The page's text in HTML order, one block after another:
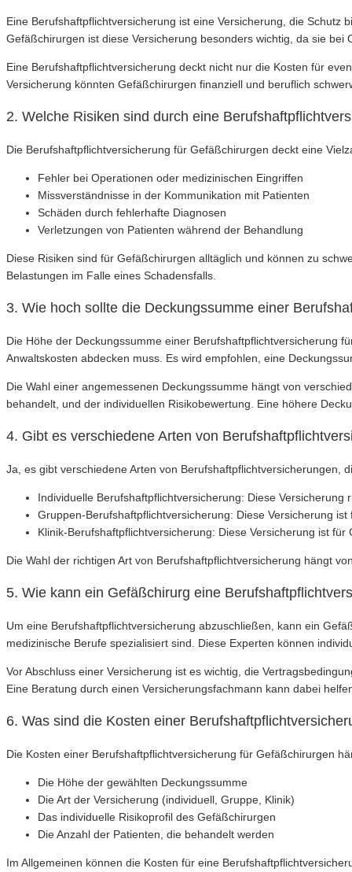
Eine Berufshaftpflichtversicherung ist eine Versicherung, die
Gefäßchirurgen ist diese Versicherung besonders wichtig, da sie
Eine Berufshaftpflichtversicherung deckt nicht nur die Kosten für
Versicherung könnten Gefäßchirurgen finanziell und beruflich
2. Welche Risiken sind durch eine
Die Berufshaftpflichtversicherung für Gefäßchirurgen deckt eine
Fehler bei Operationen oder medizinischen Eingriffen
Missverständnisse in der Kommunikation mit Patienten
Schäden durch fehlerhafte Diagnosen
Verletzungen von Patienten während der Behandlung
Diese Risiken sind für Gefäßchirurgen alltäglich und können zu
Belastungen im Falle eines Schadensfalls.
3. Wie hoch sollte die Deckungssumme einer
Die Höhe der Deckungssumme einer Berufshaftpflichtversicherung
Anwaltskosten abdecken muss. Es wird empfohlen, eine
Die Wahl einer angemessenen Deckungssumme hängt von
behandelt, und der individuellen Risikobewertung. Eine höhere
4. Gibt es verschiedene Arten von
Ja, es gibt verschiedene Arten von Berufshaftpflichtversicherungen,
Individuelle Berufshaftpflichtversicherung: Diese
Gruppen-Berufshaftpflichtversicherung: Diese Versicherung
Klinik-Berufshaftpflichtversicherung: Diese Versicherung ist
Die Wahl der richtigen Art von Berufshaftpflichtversicherung hängt
5. Wie kann ein Gefäßchirurg eine
Um eine Berufshaftpflichtversicherung abzuschließen, kann ein
medizinische Berufe spezialisiert sind. Diese Experten können
Vor Abschluss einer Versicherung ist es wichtig, die
Eine Beratung durch einen Versicherungsfachmann kann dabei
6. Was sind die Kosten einer
Die Kosten einer Berufshaftpflichtversicherung für Gefäßchirurgen
Die Höhe der gewählten Deckungssumme
Die Art der Versicherung (individuell, Gruppe, Klinik)
Das individuelle Risikoprofil des Gefäßchirurgen
Die Anzahl der Patienten, die behandelt werden
Im Allgemeinen können die Kosten für eine